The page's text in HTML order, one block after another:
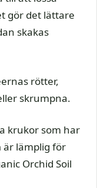
gör det lättare
skakas
rötter,
skrumpna.
krukor som har
är lämplig för
Orchid Soil